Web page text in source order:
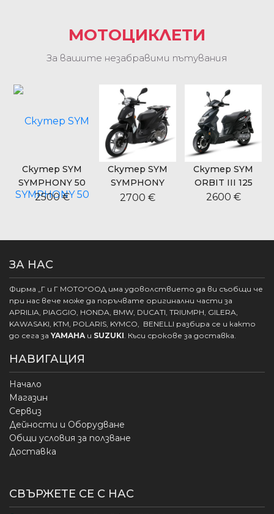
МОТОЦИКЛЕТИ
За вашите незабравими пътувания
Скутер SYM
SYMPHONY 50
2500 €
Скутер SYM
SYMPHONY
CARGO 125
2700 €
Скутер SYM
ORBIT III 125
2600 €
ЗА НАС
Фирма „Г и Г МОТО“ООД има удоволствието да ви съобщи че
при нас вече може да поръчвате оригинални части за
APRILIA, PIAGGIO, HONDA, BMW, DUCATI, TRIUMPH, GILERA,
KAWASAKI, KTM, POLARIS, KYMCO, BENELLI разбира се и както
до сега за YAMAHA и SUZUKI. Къси срокове за доставка.
НАВИГАЦИЯ
Начало
Магазин
Сервиз
Дейности и Оборудване
Общи условия за ползване
Доставка
СВЪРЖЕТЕ СЕ С НАС